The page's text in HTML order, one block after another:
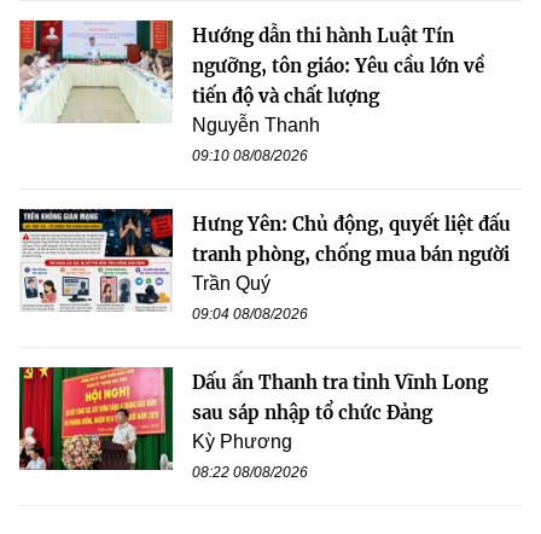
Hướng dẫn thi hành Luật Tín
ngưỡng, tôn giáo: Yêu cầu lớn về
tiến độ và chất lượng
Nguyễn Thanh
09:10 08/08/2026
Hưng Yên: Chủ động, quyết liệt đấu
tranh phòng, chống mua bán người
Trần Quý
09:04 08/08/2026
Dấu ấn Thanh tra tỉnh Vĩnh Long
sau sáp nhập tổ chức Đảng
Kỳ Phương
08:22 08/08/2026